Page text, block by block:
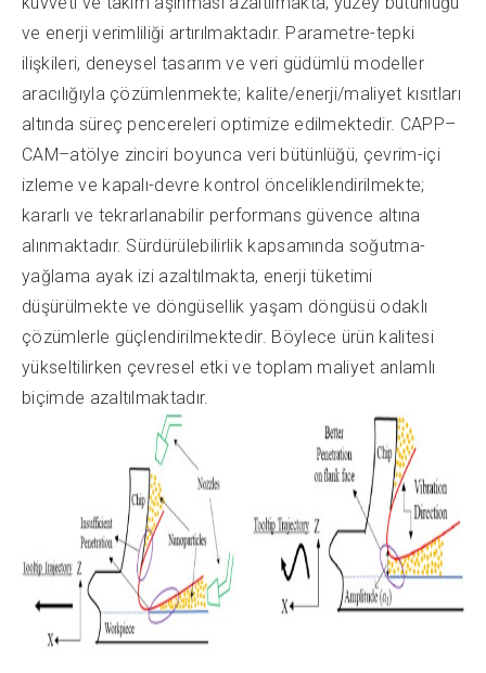
ve enerji verimliliği artırılmaktadır. Parametre-tepki
ilişkileri, deneysel tasarım ve veri güdümlü modeller
aracılığıyla çözümlenmekte; kalite/enerji/maliyet kısıtları
altında süreç pencereleri optimize edilmektedir. CAPP–
CAM–atölye zinciri boyunca veri bütünlüğü, çevrim-içi
izleme ve kapalı-devre kontrol önceliklendirilmekte;
kararlı ve tekrarlanabilir performans güvence altına
alınmaktadır. Sürdürülebilirlik kapsamında soğutma-
yağlama ayak izi azaltılmakta, enerji tüketimi
düşürülmekte ve döngüsellik yaşam döngüsü odaklı
çözümlerle güçlendirilmektedir. Böylece ürün kalitesi
yükseltilirken çevresel etki ve toplam maliyet anlamlı
biçimde azaltılmaktadır.